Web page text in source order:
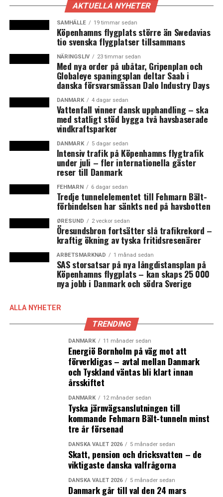
I Skåne kände hon forskare på Lunds universitet via sitt
arbete på Novo Nordisk, men annars var nätverket –
särskilt till den kommersiella delen – och kännedomen
om Skåne begränsad.
Det ändrade sig när hon en dag, på sin svenska partners
uppmaning, åkte till ett seminarium på Medeon Science
Park i Malmö, där hon upplevde att folk aktivt
uppmanade henne att bli en del av Medeons
inkubatormiljö, där det fanns ett särskilt fokus på
diabetesprojekt.
Hon upplevde att folk välvilligt delade med sig av sin
expertis, bland annat genom deras
entreprenörsprogram, där Medeons partners gratis
stod för undervisningen. Flera av dem blev senare
samarbetspartners, vilket var en ”win-win”, enligt Dorte
X. Gram och noterar samtidigt att hon blev uppmuntrad
till att ”vara klok” med en far som var professor i klinisk
farmakologi. Försäljningsbiten ansågs däremot ofint, så
den merkantila delen blev inte uppmärksammad varken
under uppväxten hemma eller under skolgången. Men
på Medeon fick hon bland annat verktyg för att hitta de
egenskaperna.
Tog in 35 miljoner svenska kronor vid
börsnoteringen
I juli 2021 blev företaget börsnoterat på Nasdaq First
North Growth Market, då cirka 35 miljoner kronor
inhämtades för den fortsatta kliniska utvecklingen, som
har nått fas 2. Det vetenskapliga arbetet har tills vidare
skett på båda sidor Öresund, i Danmark och i Sverige
med aktiva samarbetspartners bland annat i England,
Litauen och Lettland.
Före börsnoteringen hade Pila Pharma lockat till sig 45
miljoner kronor från andra aktörer. Först gick den
svenska statliga fonden Almi Invest, som investerar i
teknologi, industri, hållbarhet och life science, in och
stöttade Pila Pharma med en miljon kronor. De har längs
vägen investerat löpande i flera emissioner.
AKTUELLA NYHETER
SAMHÄLLE 19 timmar sedan
Köpenhamns flygplats större än Swedavias
tio svenska flygplatser tillsammans
NÄRINGSLIV 23 timmar sedan
Med nya order på ubåtar, Gripenplan och
Globaleye spaningsplan deltar Saab i
danska försvarsmässan Dalo Industry Days
DANMARK 4 dagar sedan
Vattenfall vinner dansk upphandling – ska
med statligt stöd bygga två havsbaserade
vindkraftsparker
DANMARK 5 dagar sedan
Intensiv trafik på Köpenhamns flygtrafik
under juli – fler internationella gäster
reser till Danmark
FEHMARN 6 dagar sedan
Tredje tunnelelementet till Fehmarn Bält-
förbindelsen har sänkts ned på havsbotten
ØRESUND 2 veckor sedan
Öresundsbron fortsätter slå trafikrekord –
kraftig ökning av tyska fritidsresenärer
ARBETSMARKNAD 1 månad sedan
SAS storsatsar på nya långdistansplan på
Köpenhamns flygplats – kan skaps 25 000
nya jobb i Danmark och södra Sverige
ALLA NYHETER
TRENDING
DANMARK 11 månader sedan
Energiö Bornholm på väg mot att
förverkligas – avtal mellan Danmark
och Tyskland väntas bli klart innan
årsskiftet
DANMARK 12 månader sedan
Tyska järnvägsanslutningen till
kommande Fehmarn Bält-tunneln minst
tre år försenad
DANSKA VALET 2026 5 månader sedan
Skatt, pension och dricksvatten – de
viktigaste danska valfrågorna
DANSKA VALET 2026 5 månader sedan
Danmark går till val den 24 mars